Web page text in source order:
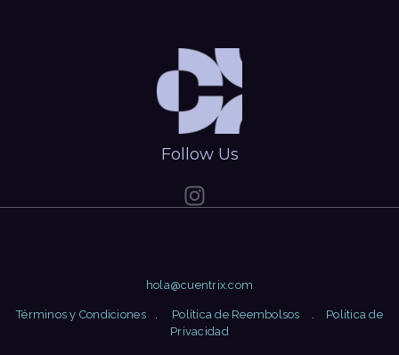
Follow Us
hola@cuentrix.com
Términos y Condiciones. Política de Reembolsos . Política de
Privacidad